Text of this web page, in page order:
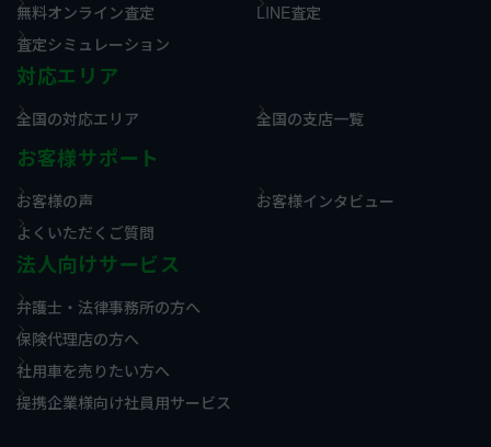
無料オンライン査定
LINE査定
査定シミュレーション
対応エリア
全国の対応エリア 全国の支店一覧
お客様サポート
お客様の声
お客様インタビュー
よくいただくご質問
法人向けサービス
弁護士・法律事務所の方へ
保険代理店の方へ
社用車を売りたい方へ
提携企業様向け社員用サービス